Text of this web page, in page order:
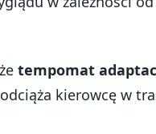
tempomat
kierowcę w